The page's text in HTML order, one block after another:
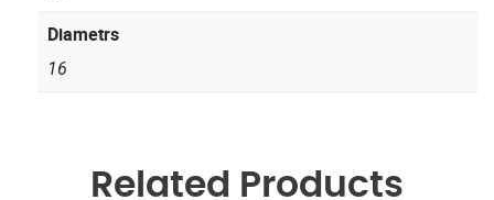
Diametrs
16
Related Products